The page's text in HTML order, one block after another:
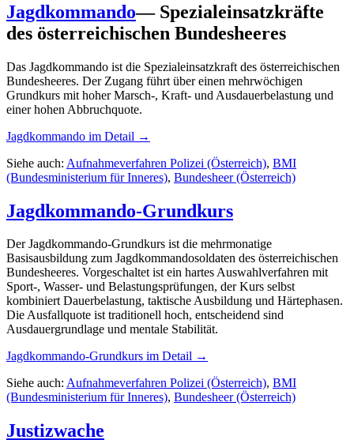
Jagdkommando— Spezialeinsatzkräfte
des österreichischen Bundesheeres
Das Jagdkommando ist die Spezialeinsatzkraft des österreichischen
Bundesheeres. Der Zugang führt über einen mehrwöchigen
Grundkurs mit hoher Marsch-, Kraft- und Ausdauerbelastung und
einer hohen Abbruchquote.
Jagdkommando im Detail →
Siehe auch: Aufnahmeverfahren Polizei (Österreich), BMI
(Bundesministerium für Inneres), Bundesheer (Österreich)
Jagdkommando-Grundkurs
Der Jagdkommando-Grundkurs ist die mehrmonatige
Basisausbildung zum Jagdkommandosoldaten des österreichischen
Bundesheeres. Vorgeschaltet ist ein hartes Auswahlverfahren mit
Sport-, Wasser- und Belastungsprüfungen, der Kurs selbst
kombiniert Dauerbelastung, taktische Ausbildung und Härtephasen.
Die Ausfallquote ist traditionell hoch, entscheidend sind
Ausdauergrundlage und mentale Stabilität.
Jagdkommando-Grundkurs im Detail →
Siehe auch: Aufnahmeverfahren Polizei (Österreich), BMI
(Bundesministerium für Inneres), Bundesheer (Österreich)
Justizwache